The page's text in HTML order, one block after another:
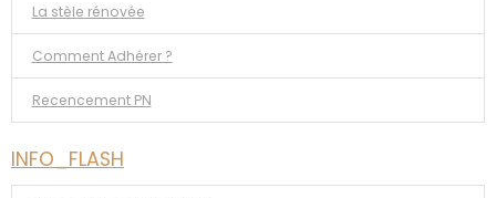
La stèle rénovée
Comment Adhérer ?
Recencement PN
INFO_FLASH